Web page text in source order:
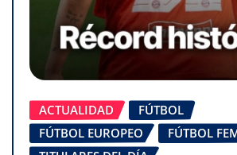
ACTUALIDAD
FÚTBOL
FÚTBOL EUROPEO
FÚTBOL